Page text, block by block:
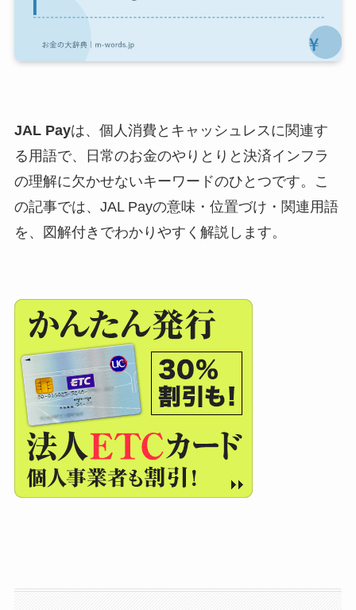
JAL Payは、個人消費とキャッシュレスに関連す
る用語で、日常のお金のやりとりと決済インフラ
の理解に欠かせないキーワードのひとつです。こ
の記事では、JAL Payの意味・位置づけ・関連用語
を、図解付きでわかりやすく解説します。